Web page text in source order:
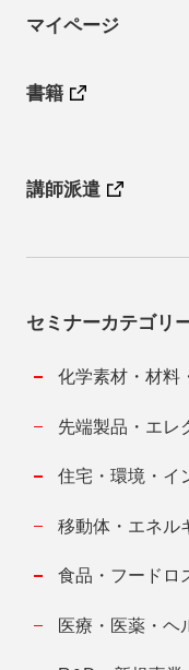
マイページ
書籍
講師派遣
セミナーカテゴリ
化学素材・材料
先端製品・エレ
住宅・環境・イ
移動体・エネル
食品・フードロ
医療・医薬・ヘ